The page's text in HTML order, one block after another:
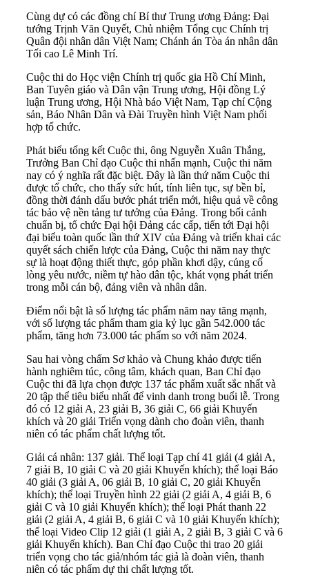
Cùng dự có các đồng chí Bí thư Trung ương Đảng: Đại
tướng Trịnh Văn Quyết, Chủ nhiệm Tổng cục Chính trị
Quân đội nhân dân Việt Nam; Chánh án Tòa án nhân dân
Tối cao Lê Minh Trí.
Cuộc thi do Học viện Chính trị quốc gia Hồ Chí Minh,
Ban Tuyên giáo và Dân vận Trung ương, Hội đồng Lý
luận Trung ương, Hội Nhà báo Việt Nam, Tạp chí Cộng
sản, Báo Nhân Dân và Đài Truyền hình Việt Nam phối
hợp tổ chức.
Phát biểu tổng kết Cuộc thi, ông Nguyễn Xuân Thắng,
Trưởng Ban Chỉ đạo Cuộc thi nhấn mạnh, Cuộc thi năm
nay có ý nghĩa rất đặc biệt. Đây là lần thứ năm Cuộc thi
được tổ chức, cho thấy sức hút, tính liên tục, sự bền bỉ,
đồng thời đánh dấu bước phát triển mới, hiệu quả về công
tác bảo vệ nền tảng tư tưởng của Đảng. Trong bối cảnh
chuẩn bị, tổ chức Đại hội Đảng các cấp, tiến tới Đại hội
đại biểu toàn quốc lần thứ XIV của Đảng và triển khai các
quyết sách chiến lược của Đảng, Cuộc thi năm nay thực
sự là hoạt động thiết thực, góp phần khơi dậy, củng cố
lòng yêu nước, niềm tự hào dân tộc, khát vọng phát triển
trong mỗi cán bộ, đảng viên và nhân dân.
Điểm nổi bật là số lượng tác phẩm năm nay tăng mạnh,
với số lượng tác phẩm tham gia kỷ lục gần 542.000 tác
phẩm, tăng hơn 73.000 tác phẩm so với năm 2024.
Sau hai vòng chấm Sơ khảo và Chung khảo được tiến
hành nghiêm túc, công tâm, khách quan, Ban Chỉ đạo
Cuộc thi đã lựa chọn được 137 tác phẩm xuất sắc nhất và
20 tập thể tiêu biểu nhất để vinh danh trong buổi lễ. Trong
đó có 12 giải A, 23 giải B, 36 giải C, 66 giải Khuyến
khích và 20 giải Triển vọng dành cho đoàn viên, thanh
niên có tác phẩm chất lượng tốt.
Giải cá nhân: 137 giải. Thể loại Tạp chí 41 giải (4 giải A,
7 giải B, 10 giải C và 20 giải Khuyến khích); thể loại Báo
40 giải (3 giải A, 06 giải B, 10 giải C, 20 giải Khuyến
khích); thể loại Truyền hình 22 giải (2 giải A, 4 giải B, 6
giải C và 10 giải Khuyến khích); thể loại Phát thanh 22
giải (2 giải A, 4 giải B, 6 giải C và 10 giải Khuyến khích);
thể loại Video Clip 12 giải (1 giải A, 2 giải B, 3 giải C và 6
giải Khuyến khích). Ban Chỉ đạo Cuộc thi trao 20 giải
triển vọng cho tác giả/nhóm tác giả là đoàn viên, thanh
niên có tác phẩm dự thi chất lượng tốt.